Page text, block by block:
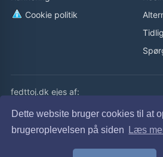
Dette website bruger cookies til at
brugeroplevelsen på siden
Læs
Priser, lagerstatus og
Sortering bygger på relevans,
brand og aktualitet – ikke betalt
Cookie politik
fedttoj.dk ejes af:
eLaursen ApS
Cvr: 32308929